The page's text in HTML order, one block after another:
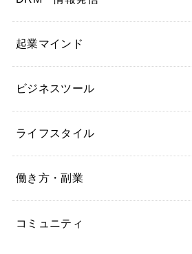
起業マインド
ビジネスツール
ライフスタイル
働き方・副業
コミュニティ